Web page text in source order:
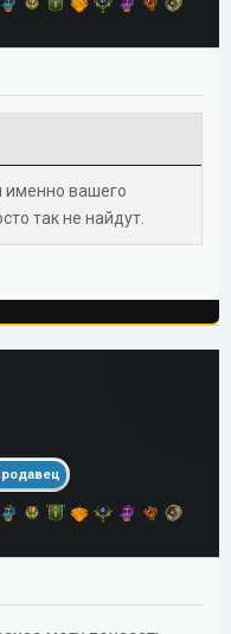
вашего
так не найдут.